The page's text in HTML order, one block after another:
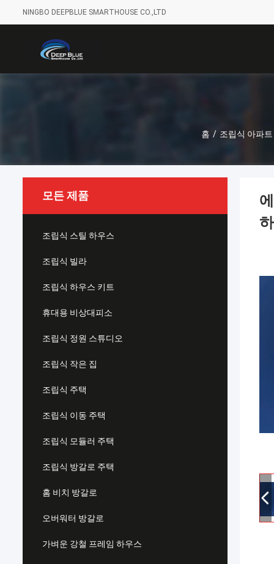
NINGBO DEEPBLUE SMARTHOUSE CO.,LTD
홈 / 조립식 아파
모든 제품
조립식 스틸 하우스
조립식 빌라
조립식 하우스 키트
휴대용 비상대피소
조립식 정원 스튜디오
조립식 작은 집
조립식 주택
조립식 이동 주택
조립식 모듈러 주택
조립식 방갈로 주택
홈 비치 방갈로
오버워터 방갈로
가벼운 강철 프레임 하우스